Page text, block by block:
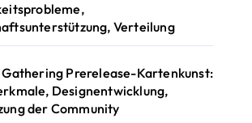
Verteilung
Gathering Prerelease-Kartenkunst:
Designentwicklung,
der Community